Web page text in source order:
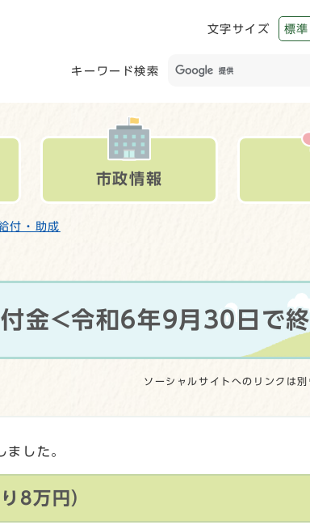
文字サイズ 標準
キーワード検索
市政情報
付・助成
金<令和6年9月30日で
ソーシャルサイトへのリンクは
した。
8万円）